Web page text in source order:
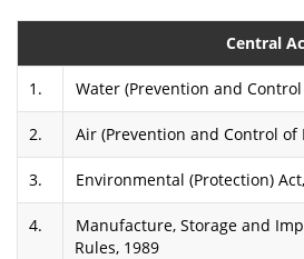
Central
1. Water (Prevention and
2. Air (Prevention and Control of
3. Environmental (Protection)
4.
Manufacture, Storage and
Rules, 1989